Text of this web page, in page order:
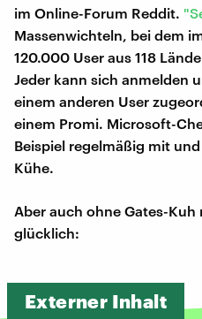
im Online-Forum Reddit.
Massenwichteln, bei dem
120.000 User aus 118
Jeder kann sich anmelden
einem anderen User
einem Promi. Microsoft-
Beispiel regelmäßig mit
Kühe.
Aber auch ohne Gates-
glücklich:
Externer Inhalt